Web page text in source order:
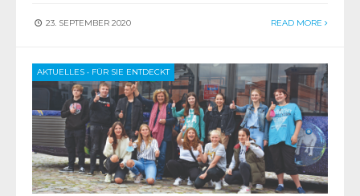
23. SEPTEMBER 2020 READ MORE
AKTUELLES • FÜR SIE ENTDECKT